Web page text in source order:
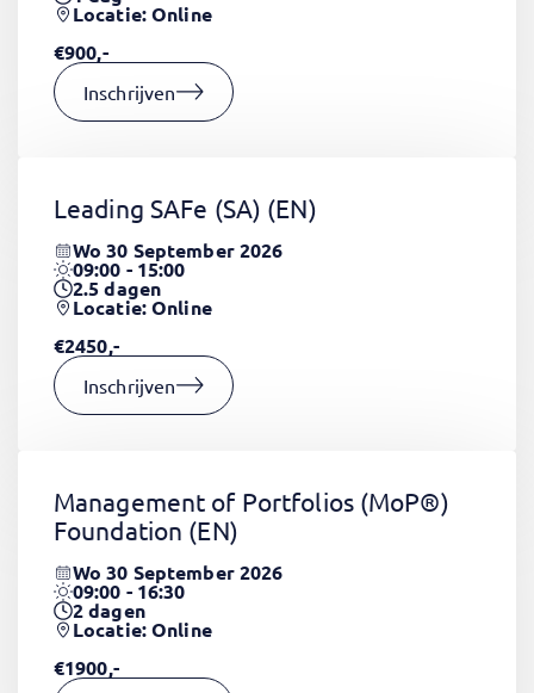
Locatie: Online
€900,-
Inschrijven
Leading SAFe (SA) (EN)
Wo 30 September 2026
09:00 - 15:00
2.5dagen
Locatie: Online
€2450,-
Inschrijven
Management of Portfolios (MoP®)
Foundation (EN)
Wo 30 September 2026
09:00 - 16:30
2dagen
Locatie: Online
€1900,-